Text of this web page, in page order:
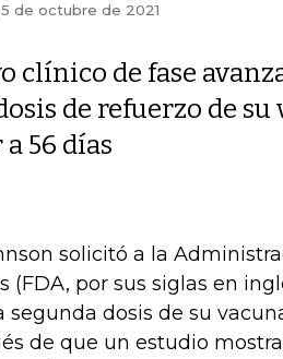
de octubre de 2021
clínico de fase
de refuerzo de
56 días
solicitó a la
(FDA, por sus siglas en
segunda dosis de su
de que un estudio